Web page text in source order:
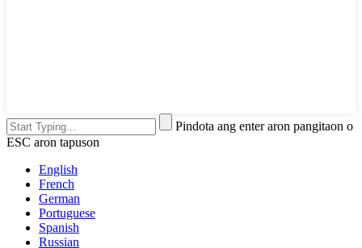
Pindota ang enter aron pangitaon o
ESC aron tapuson
English
French
German
Portuguese
Spanish
Russian